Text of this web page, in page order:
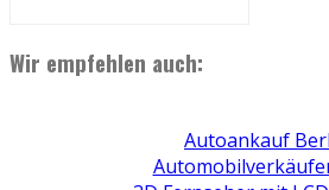
Wir empfehlen auch:
Autoankauf